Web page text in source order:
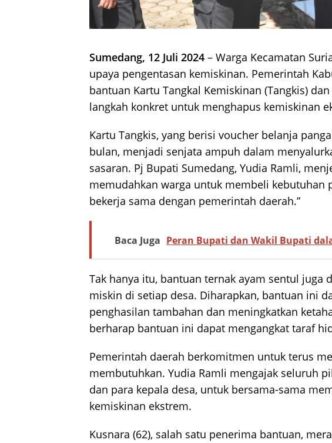
Sumedang, 12 Juli 2024 – Warga Kecamatan
upaya pengentasan kemiskinan. Pemerintah
bantuan Kartu Tangkal Kemiskinan (Tangkis)
langkah konkret untuk menghapus kemiskinan
Kartu Tangkis, yang berisi voucher belanja
bulan, menjadi senjata ampuh dalam
sasaran. Pj Bupati Sumedang, Yudia Ramli,
memudahkan warga untuk membeli kebutuhan
bekerja sama dengan pemerintah daerah.”
Baca Juga Peran Bupati dan Wakil Bupati
Tak hanya itu, bantuan ternak ayam sentul juga
miskin di setiap desa. Diharapkan, bantuan ini
penghasilan tambahan dan meningkatkan
berharap bantuan ini dapat mengangkat taraf
Pemerintah daerah berkomitmen untuk terus
membutuhkan. Yudia Ramli mengajak seluruh
dan para kepala desa, untuk bersama-sama
kemiskinan ekstrem.
Kusnara (62), salah satu penerima bantuan,